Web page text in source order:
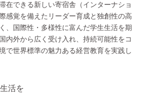
在できる新しい寄宿舎（インターナショ
感覚を備えたリーダー育成と独創性の高
、国際性・多様性に富んだ学生生活を期
内外から広く受け入れ、持続可能性をコ
で世界標準の魅力ある経営教育を実践し
活を